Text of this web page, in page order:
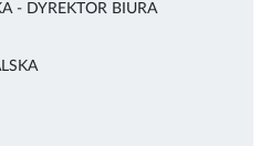
- DYREKTOR BIURA